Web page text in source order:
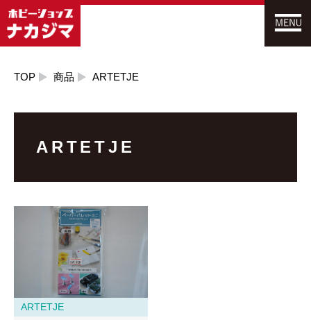
TOP 商品 ARTETJE
ARTETJE
ARTETJE